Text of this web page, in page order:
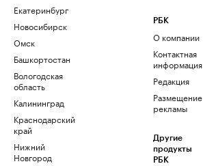
Екатеринбург
Новосибирск
Омск
Башкортостан
Вологодская
область
Калининград
Краснодарский
край
Нижний
Новгород
РБК
О компании
Контактная
информация
Редакция
Размещение
рекламы
Другие
продукты
РБК